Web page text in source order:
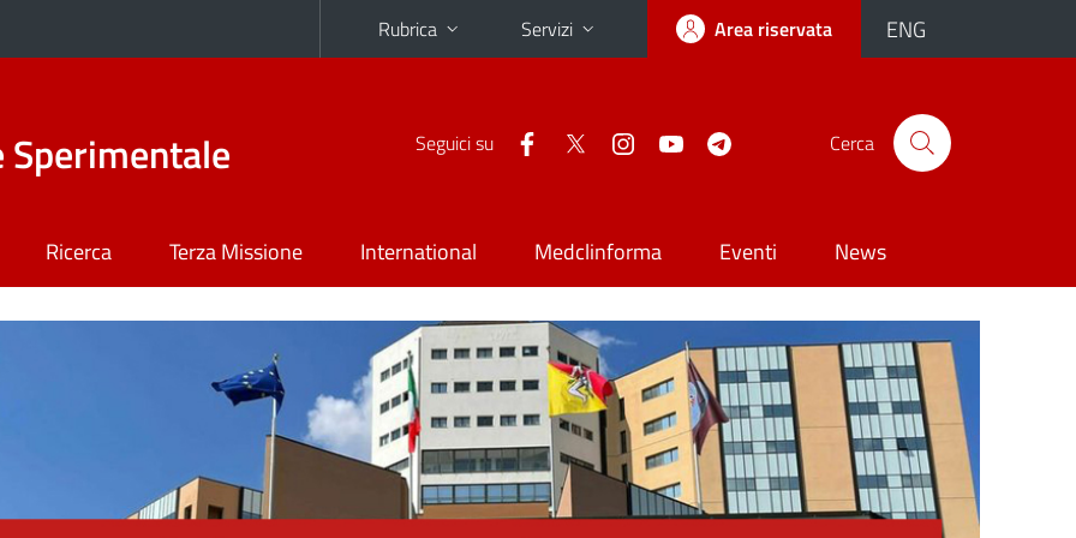
Rubrica Servizi Area riservata ENG
Sperimentale Seguici su Cerca
Ricerca Terza Missione International Medclinforma Eventi News